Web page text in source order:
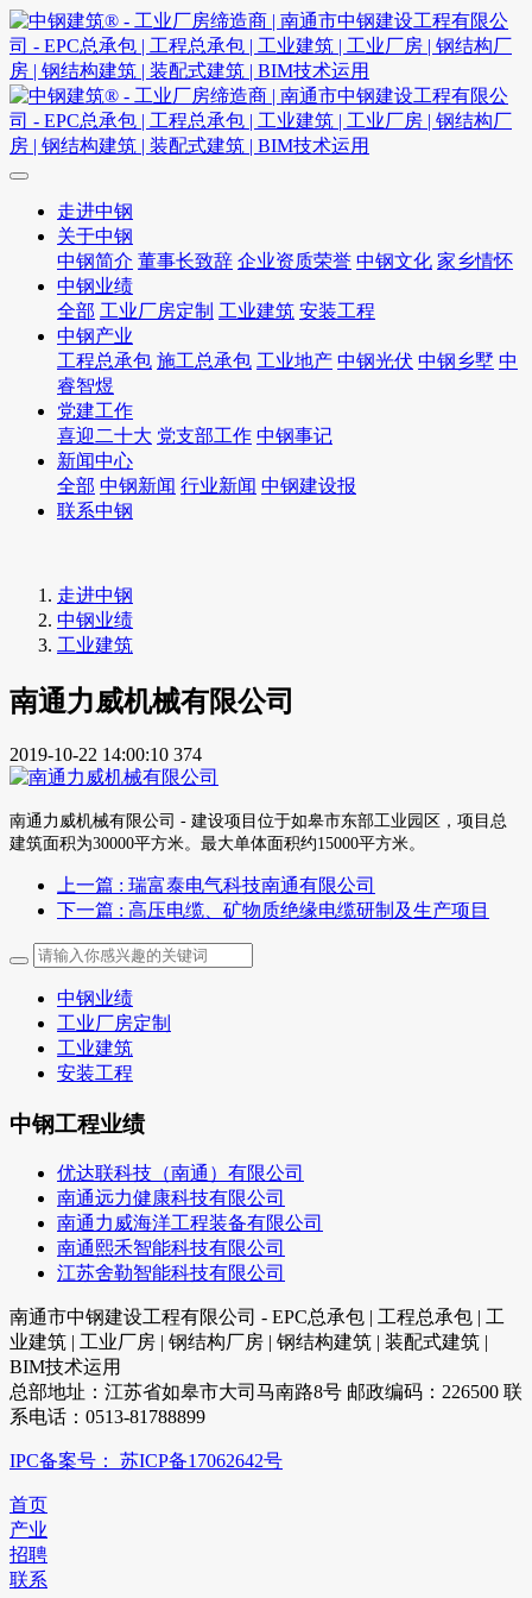
走进中钢
关于中钢
中钢简介 董事长致辞 企业资质荣誉 中钢文化 家乡情怀
中钢业绩
全部 工业厂房定制 工业建筑 安装工程
中钢产业
工程总承包 施工总承包 工业地产 中钢光伏 中钢乡墅 中
睿智煜
党建工作
喜迎二十大 党支部工作 中钢事记
新闻中心
全部 中钢新闻 行业新闻 中钢建设报
联系中钢
走进中钢
中钢业绩
工业建筑
南通力威机械有限公司
2019-10-22 14:00:10 374
南通力威机械有限公司 - 建设项目位于如皋市东部工业园区，项目总
建筑面积为30000平方米。最大单体面积约15000平方米。
上一篇 : 瑞富泰电气科技南通有限公司
下一篇 : 高压电缆、矿物质绝缘电缆研制及生产项目
中钢业绩
工业厂房定制
工业建筑
安装工程
中钢工程业绩
优达联科技（南通）有限公司
南通远力健康科技有限公司
南通力威海洋工程装备有限公司
南通熙禾智能科技有限公司
江苏舍勒智能科技有限公司
南通市中钢建设工程有限公司 - EPC总承包 | 工程总承包 | 工
业建筑 | 工业厂房 | 钢结构厂房 | 钢结构建筑 | 装配式建筑 |
BIM技术运用
总部地址：江苏省如皋市大司马南路8号 邮政编码：226500 联
系电话：0513-81788899
IPC备案号： 苏ICP备17062642号
首页
产业
招聘
联系